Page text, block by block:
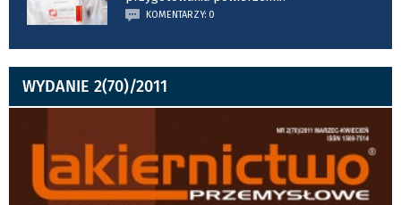
KOMENTARZY: 0
WYDANIE 2(70)/2011